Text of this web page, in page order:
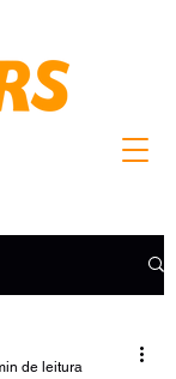
de leitura